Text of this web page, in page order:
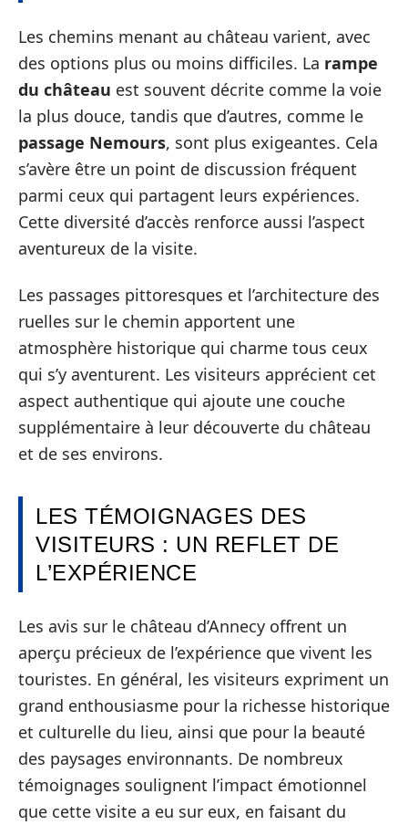
Les chemins menant au château varient, avec
des options plus ou moins difficiles. La rampe
du château est souvent décrite comme la voie
la plus douce, tandis que d’autres, comme le
passage Nemours, sont plus exigeantes. Cela
s’avère être un point de discussion fréquent
parmi ceux qui partagent leurs expériences.
Cette diversité d’accès renforce aussi l’aspect
aventureux de la visite.
Les passages pittoresques et l’architecture des
ruelles sur le chemin apportent une
atmosphère historique qui charme tous ceux
qui s’y aventurent. Les visiteurs apprécient cet
aspect authentique qui ajoute une couche
supplémentaire à leur découverte du château
et de ses environs.
LES TÉMOIGNAGES DES
VISITEURS : UN REFLET DE
L’EXPÉRIENCE
Les avis sur le château d’Annecy offrent un
aperçu précieux de l’expérience que vivent les
touristes. En général, les visiteurs expriment un
grand enthousiasme pour la richesse historique
et culturelle du lieu, ainsi que pour la beauté
des paysages environnants. De nombreux
témoignages soulignent l’impact émotionnel
que cette visite a eu sur eux, en faisant du